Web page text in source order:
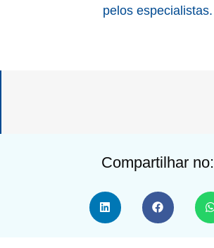
pelos especialistas.
Compartilhar no: